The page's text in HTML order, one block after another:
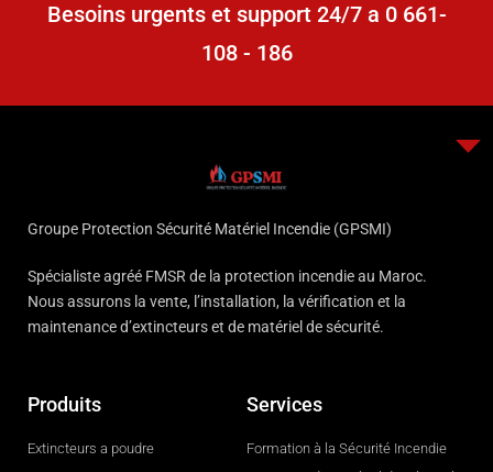
Besoins urgents et support 24/7 a 0 661-
108 - 186
Groupe Protection Sécurité Matériel Incendie (GPSMI)
Spécialiste agréé FMSR de la protection incendie au Maroc.
Nous assurons la vente, l’installation, la vérification et la
maintenance d’extincteurs et de matériel de sécurité.
Produits
Extincteurs a poudre
Services
Formation à la Sécurité Incendie